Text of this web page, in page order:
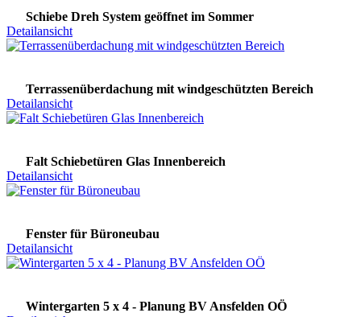
Schiebe Dreh System geöffnet im Sommer
Detailansicht
Terrassenüberdachung mit windgeschützten Bereich
Detailansicht
Falt Schiebetüren Glas Innenbereich
Detailansicht
Fenster für Büroneubau
Detailansicht
Wintergarten 5 x 4 - Planung BV Ansfelden OÖ